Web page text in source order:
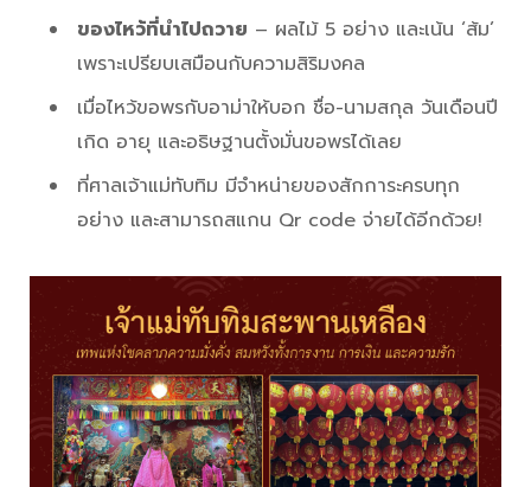
ของไหว้ที่นำไปถวาย – ผลไม้ 5 อย่าง และเน้น ‘ส้ม’
เพราะเปรียบเสมือนกับความสิริมงคล
เมื่อไหว้ขอพรกับอาม่าให้บอก ชื่อ-นามสกุล วันเดือนปี
เกิด อายุ และอธิษฐานตั้งมั่นขอพรได้เลย
ที่ศาลเจ้าแม่ทับทิม มีจำหน่ายของสักการะครบทุก
อย่าง และสามารถสแกน Qr code จ่ายได้อีกด้วย!